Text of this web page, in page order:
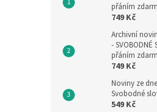
přáním
749 Kč
Archivní
-
přáním
749 Kč
Noviny ze
Svobodné
549 Kč